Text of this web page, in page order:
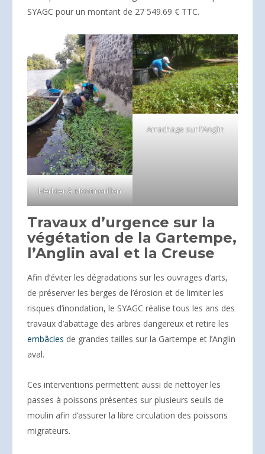
SYAGC pour un montant de 27 549.69 € TTC.
Herbier à Montmorillon
Arrachage sur l’Anglin
Travaux d’urgence sur la
végétation de la Gartempe,
l’Anglin aval et la Creuse
Afin d’éviter les dégradations sur les ouvrages d’arts,
de préserver les berges de l’érosion et de limiter les
risques d’inondation, le SYAGC réalise tous les ans des
travaux d’abattage des arbres dangereux et retire les
embâcles de grandes tailles sur la Gartempe et l’Anglin
aval.
Ces interventions permettent aussi de nettoyer les
passes à poissons présentes sur plusieurs seuils de
moulin afin d’assurer la libre circulation des poissons
migrateurs.